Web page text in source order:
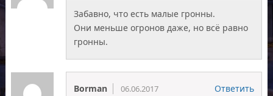
Забавно, что есть малые гронны.
Они меньше огронов даже, но всё равно
гронны.
Borman 06.06.2017 Ответить